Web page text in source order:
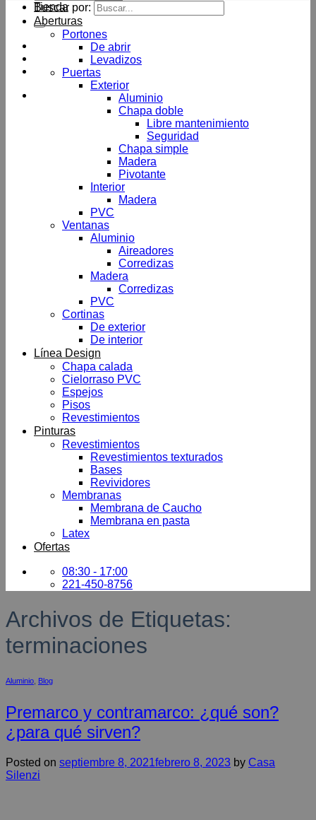
Buscar por:
Tienda
Aberturas
Portones
De abrir
Levadizos
Puertas
Exterior
Aluminio
Chapa doble
Libre mantenimiento
Seguridad
Chapa simple
Madera
Pivotante
Interior
Madera
PVC
Ventanas
Aluminio
Aireadores
Corredizas
Madera
Corredizas
PVC
Cortinas
De exterior
De interior
Línea Design
Chapa calada
Cielorraso PVC
Espejos
Pisos
Revestimientos
Pinturas
Revestimientos
Revestimientos texturados
Bases
Revividores
Membranas
Membrana de Caucho
Membrana en pasta
Latex
Ofertas
08:30 - 17:00
221-450-8756
Archivos de Etiquetas:
terminaciones
Aluminio Blog
Premarco y contramarco: ¿qué son?
¿para qué sirven?
Posted on septiembre 8, 2021febrero 8, 2023 by Casa
Silenzi